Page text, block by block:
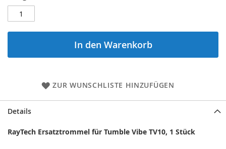
In den Warenkorb
ZUR WUNSCHLISTE HINZUFÜGEN
Details
RayTech Ersatztrommel für Tumble Vibe TV10, 1 Stück